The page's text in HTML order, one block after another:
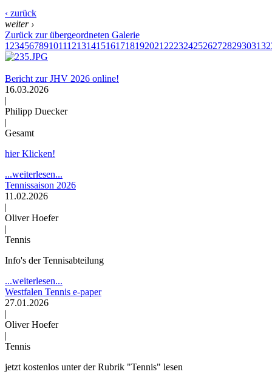
‹ zurück
weiter ›
Zurück zur übergeordneten Galerie
1 23456789101112131415161718192021 2223242526272829303132
Bericht zur JHV 2026 online!
16.03.2026
|
Philipp Duecker
|
Gesamt
hier Klicken!
...weiterlesen...
Tennissaison 2026
11.02.2026
|
Oliver Hoefer
|
Tennis
Info's der Tennisabteilung
...weiterlesen...
Westfalen Tennis e-paper
27.01.2026
|
Oliver Hoefer
|
Tennis
jetzt kostenlos unter der Rubrik "Tennis" lesen